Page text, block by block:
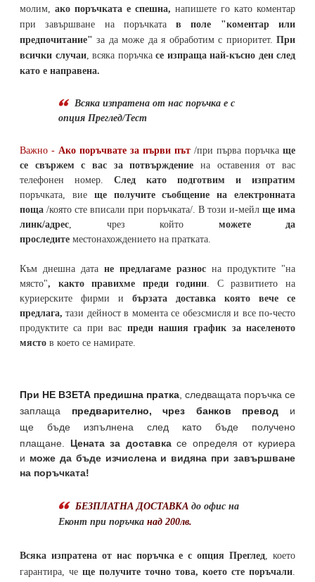
молим, ако поръчката е спешна, напишете го като коментар
при завършване на поръчкатав поле "коментар или
предпочитание" за да може да я обработим с приоритет. При
всички случаи, всяка поръчка се изпраща най-късно ден след
като е направена.
Всяка изпратена от нас поръчка е с
опция Преглед/Тест
Важно - Ако поръчвате за първи път /при първа поръчка ще
се свържем с вас за потвърждение на оставения от вас
телефонен номер. След като подготвим и изпратим
поръчката, вие ще получите съобщение на електронната
поща /която сте вписали при поръчката/. В този и-мейл ще има
линк/адрес, чрез който можете да
проследите местонахождението на пратката.
Към днешна дата не предлагаме разнос на продуктите "на
място", както правихме преди години. С развитието на
куриерските фирми и бързата доставка която вече се
предлага, тази дейност в момента се обезсмисля и все по-често
продуктите са при вас преди нашия график за населеното
място в което се намирате.
При НЕ ВЗЕТА предишна пратка, следващата поръчка се
заплаща предварително, чрез банков превод и
ще бъде изпълнена след като бъде получено
плащане. Цената за доставкасе определя от куриера
и може да бъде изчислена и видяна при завършване
на поръчката!
БЕЗПЛАТНА ДОСТАВКА до офис на
Еконт при поръчка над 200лв.
Всяка изпратена от нас поръчка е с опция Преглед, което
гарантира, че ще получите точно това, което сте поръчали.